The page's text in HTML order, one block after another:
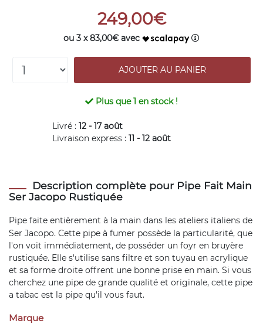
249,00€
ou 3 x 83,00€ avec
Plus que1 en stock !
Livré : 12 - 17 août
Livraison express : 11 - 12 août
Description complète pour Pipe Fait Main
Ser Jacopo Rustiquée
Pipe faite entièrement à la main dans les ateliers italiens de
Ser Jacopo. Cette pipe à fumer possède la particularité, que
l'on voit immédiatement, de posséder un foyr en bruyère
rustiquée. Elle s'utilise sans filtre et son tuyau en acrylique
et sa forme droite offrent une bonne prise en main. Si vous
cherchez une pipe de grande qualité et originale, cette pipe
a tabac est la pipe qu'il vous faut.
Marque